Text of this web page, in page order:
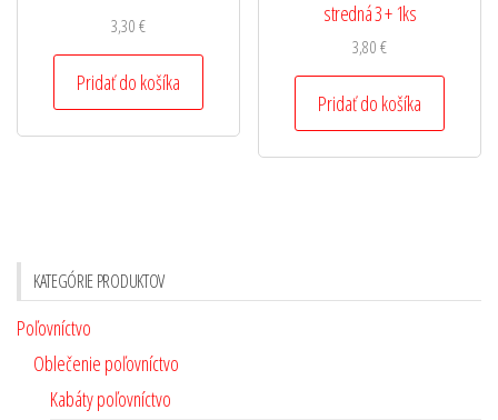
3,30€
Pridať do košíka
stredná 3 + 1ks
3,80€
Pridať do košíka
KATEGÓRIE PRODUKTOV
Poľovníctvo
Oblečenie poľovníctvo
Kabáty poľovníctvo